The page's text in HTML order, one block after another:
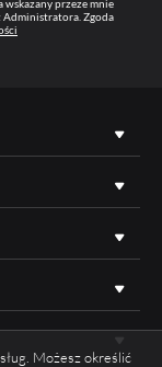
przeze mnie
Administratora. Zgoda
Możesz określić